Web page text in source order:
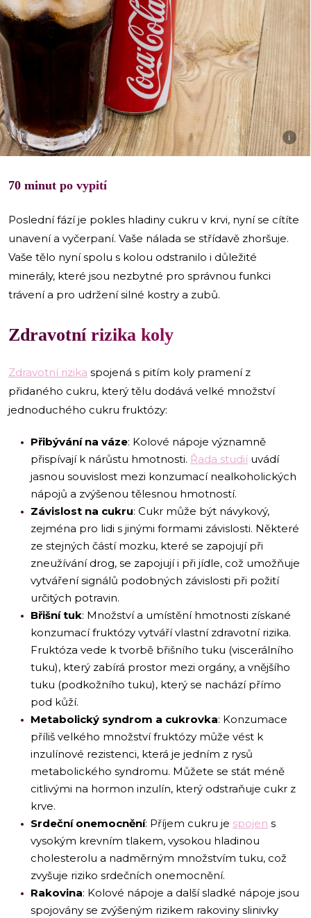
i
70 minut po vypití
Poslední fází je pokles hladiny cukru v krvi, nyní se cítíte
unavení a vyčerpaní. Vaše nálada se střídavě zhoršuje.
Vaše tělo nyní spolu s kolou odstranilo i důležité
minerály, které jsou nezbytné pro správnou funkci
trávení a pro udržení silné kostry a zubů.
Zdravotní rizika koly
Zdravotní rizika spojená s pitím koly pramení z
přidaného cukru, který tělu dodává velké množství
jednoduchého cukru fruktózy:
Přibývání na váze: Kolové nápoje významně
přispívají k nárůstu hmotnosti. Řada studiíuvádí
jasnou souvislost mezi konzumací nealkoholických
nápojů a zvýšenou tělesnou hmotností.
Závislost na cukru: Cukr může být návykový,
zejména pro lidi s jinými formami závislosti. Některé
ze stejných částí mozku, které se zapojují při
zneužívání drog, se zapojují i při jídle, což umožňuje
vytváření signálů podobných závislosti při požití
určitých potravin.
Břišní tuk: Množství a umístění hmotnosti získané
konzumací fruktózy vytváří vlastní zdravotní rizika.
Fruktóza vede k tvorbě břišního tuku (viscerálního
tuku), který zabírá prostor mezi orgány, a vnějšího
tuku (podkožního tuku), který se nachází přímo
pod kůží.
Metabolický syndrom a cukrovka: Konzumace
příliš velkého množství fruktózy může vést k
inzulínové rezistenci, která je jedním z rysů
metabolického syndromu. Můžete se stát méně
citlivými na hormon inzulín, který odstraňuje cukr z
krve.
Srdeční onemocnění: Příjem cukru je spojen s
vysokým krevním tlakem, vysokou hladinou
cholesterolu a nadměrným množstvím tuku, což
zvyšuje riziko srdečních onemocnění.
Rakovina: Kolové nápoje a další sladké nápoje jsou
spojovány se zvýšeným rizikem rakoviny slinivky